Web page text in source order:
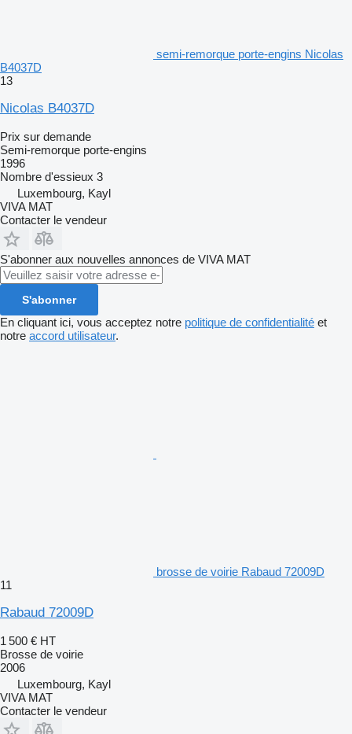
semi-remorque porte-engins Nicolas
B4037D
13
Nicolas B4037D
Prix sur demande
Semi-remorque porte-engins
1996
Nombre d'essieux 3
Luxembourg, Kayl
VIVA MAT
Contacter le vendeur
S'abonner aux nouvelles annonces de VIVA MAT
S'abonner
En cliquant ici, vous acceptez notre politique de confidentialité et
notre accord utilisateur.
brosse de voirie Rabaud 72009D
11
Rabaud 72009D
1 500 € HT
Brosse de voirie
2006
Luxembourg, Kayl
VIVA MAT
Contacter le vendeur